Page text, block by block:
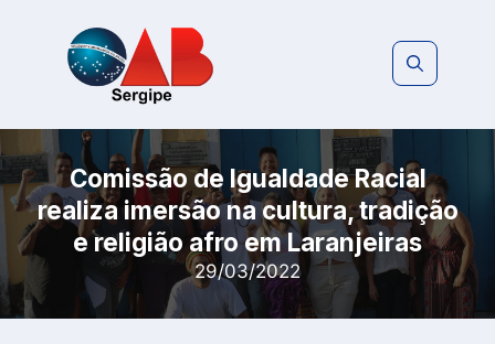
Comissão de Igualdade Racial
realiza imersão na cultura, tradição
e religião afro em Laranjeiras
29/03/2022